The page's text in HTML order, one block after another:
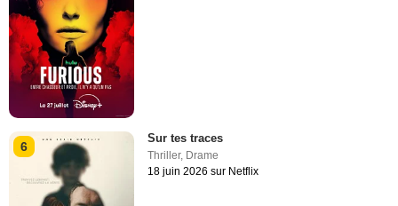
6
Sur tes traces
Thriller, Drame
18 juin 2026 sur Netflix